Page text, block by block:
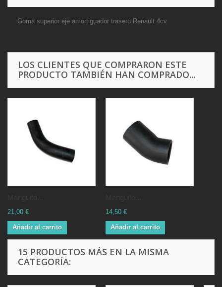
Goma superior eje amortiguador trasero Renault 4cv
LOS CLIENTES QUE COMPRARON ESTE
PRODUCTO TAMBIÉN HAN COMPRADO...
21,00 €
Añadir al carrito
14,50 €
Añadir al carrito
15 PRODUCTOS MÁS EN LA MISMA
CATEGORÍA: